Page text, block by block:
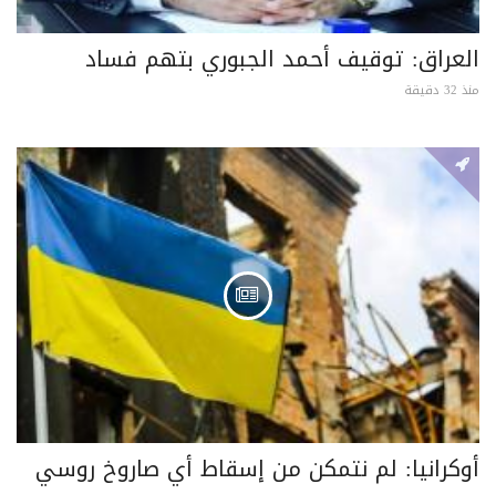
العراق: توقيف أحمد الجبوري بتهم فساد
منذ 32 دقيقة
أوكرانيا: لم نتمكن من إسقاط أي صاروخ روسي